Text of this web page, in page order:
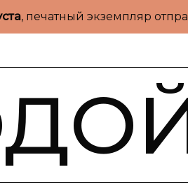
, печатный экземпляр